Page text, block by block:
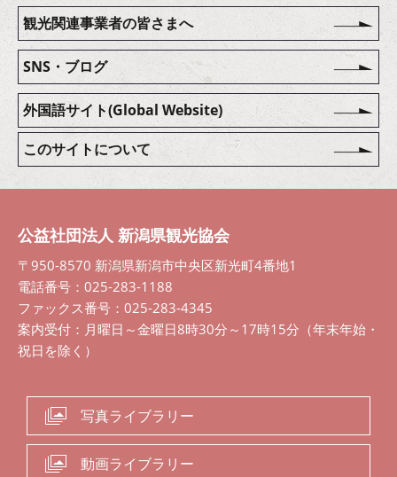
観光関連事業者の皆さまへ
SNS・ブログ
外国語サイト(Global Website)
このサイトについて
公益社団法人 新潟県観光協会
〒950-8570 新潟県新潟市中央区新光町4番地1
電話番号：025-283-1188
ファックス番号：025-283-4345
案内受付：月曜日～金曜日8時30分～17時15分（年末年始・
祝日を除く）
写真ライブラリー
動画ライブラリー